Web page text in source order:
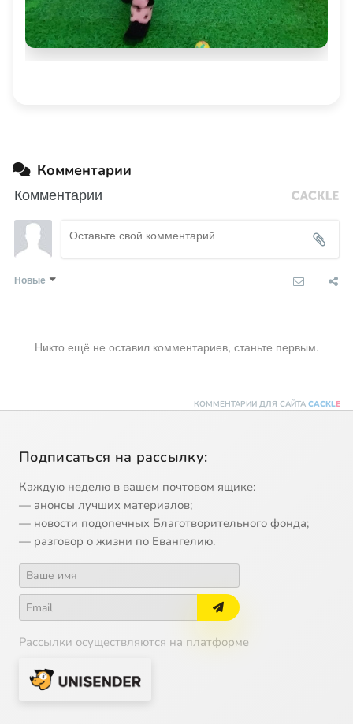
Комментарии
Комментарии
Новые
Никто ещё не оставил комментариев, станьте первым.
КОММЕНТАРИИ ДЛЯ САЙТА CACKLE
Подписаться на рассылку:
Каждую неделю в вашем почтовом ящике:
— анонсы лучших материалов;
— новости подопечных Благотворительного фонда;
— разговор о жизни по Евангелию.
Рассылки осуществляются на платформе